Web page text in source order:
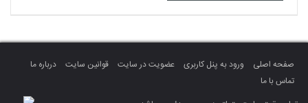
صفحه اصلی ورود به پنل کاربری عضویت در سایت قوانین سایت
درباره ما
تماس با ما